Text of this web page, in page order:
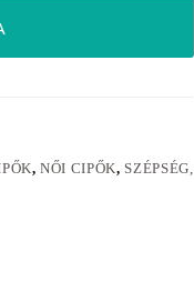
,NŐI CIPŐK, SZÉPSÉG,